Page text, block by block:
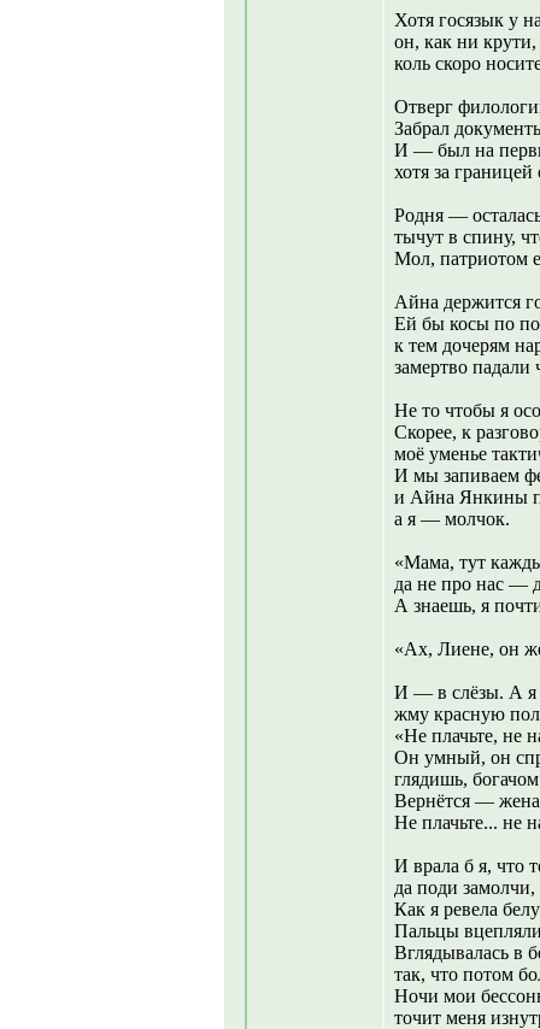
Хотя госязык у
он, как ни
коль скоро
Отверг
Забрал
И — был на
хотя за
Родня —
тычут в спину,
Мол, патриотом
Айна держится
Ей бы косы по
к тем дочерям
замертво
Не то чтобы я
Скорее, к
моё уменье
И мы запиваем
и Айна Янкины
а я — молчок.
«Мама, тут
да не про нас —
А знаешь, я
«Ах, Лиене, он
И — в слёзы. А я
жму красную
«Не плачьте, не
Он умный, он
глядишь,
Вернётся —
Не плачьте... не
И врала б я, что
да поди
Как я ревела
Пальцы
Вглядывалась в
так, что потом
Ночи мои
точит меня